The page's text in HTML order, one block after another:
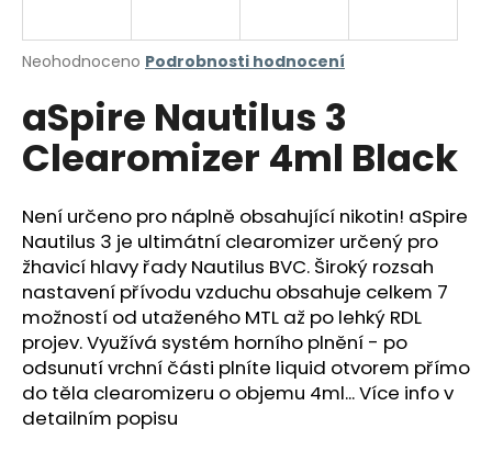
Průměrné
produktu
je
0,0
z
hvězdiček.
Neohodnoceno Podrobnosti hodnocení
aSpire Nautilus 3
Clearomizer 4ml Black
Není určeno pro náplně obsahující nikotin! aSpire
Nautilus 3 je ultimátní clearomizer určený pro
žhavicí hlavy řady Nautilus BVC. Široký rozsah
nastavení přívodu vzduchu obsahuje celkem 7
možností od utaženého MTL až po lehký RDL
projev. Využívá systém horního plnění - po
odsunutí vrchní části plníte liquid otvorem přímo
do těla clearomizeru o objemu 4ml... Více info v
detailním popisu
j
t
?
HLEDAT
D
o
p
o